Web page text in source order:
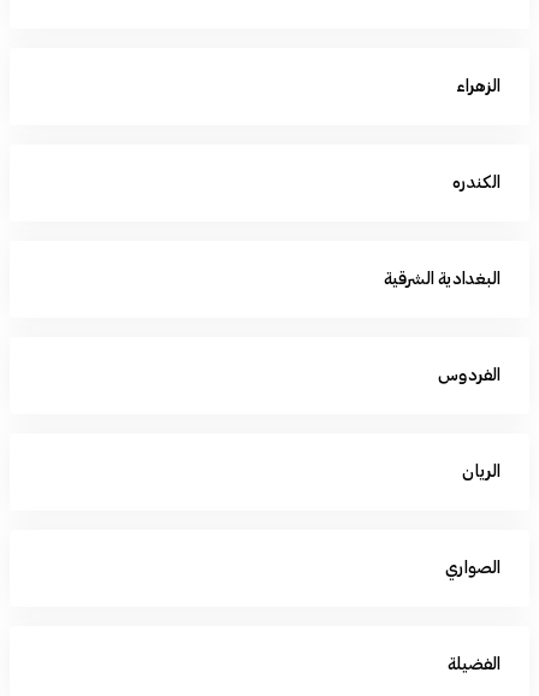
الزهراء
الكندره
البغدادية الشرقية
الفردوس
الريان
الصواري
الفضيلة